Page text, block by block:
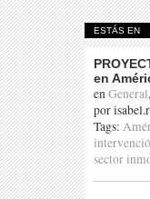
ESTÁS EN
en
enGeneral,
por
Tags:
sector